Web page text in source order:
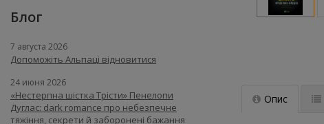
Опис
Блог
7 августа 2026
Допоможіть Альпаці відновитися
24 июня 2026
«Нестерпна шістка Трісти» Пенелопи
Дуглас: dark romance про небезпечне
тяжіння, секрети й заборонені бажання